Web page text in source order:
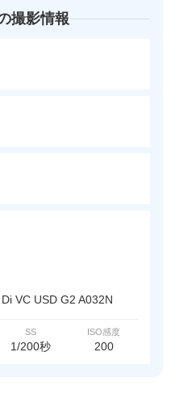
撮影情報
VC USD G2 A032N
SS
1/200秒
ISO感度
200